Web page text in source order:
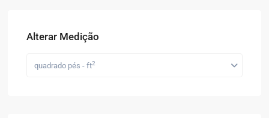
Alterar Medição
quadrado pés - ft2